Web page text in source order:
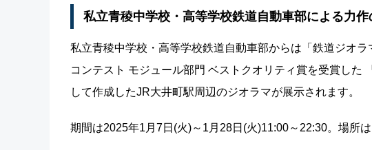
私立青稜中学校・高等学校鉄道自動車部による力
私立青稜中学校・高等学校鉄道自動車部からは「鉄道ジオ
コンテスト モジュール部門 ベストクオリティ賞を受賞した
して作成したJR大井町駅周辺のジオラマが展示されます。
期間は2025年1月7日(火)～1月28日(火)11:00～22:30。場所